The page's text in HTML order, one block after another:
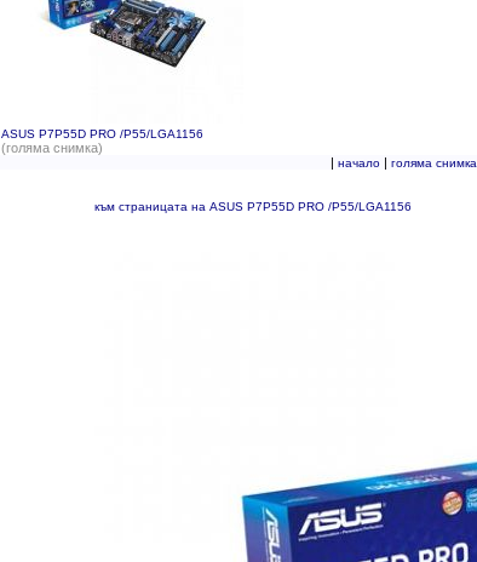
ASUS P7P55D PRO /P55/LGA1156
(голяма снимка)
| начало| голяма снимка
към страницата на ASUS P7P55D PRO /P55/LGA1156